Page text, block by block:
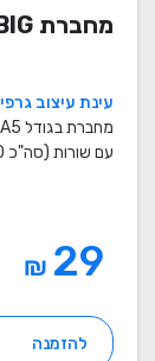
מחברת DREAM BIG
עינת עיצוב גרפי
עם שורות (סה"כ 160 עמודים) ספירלה לבנה / ...
₪
להזמנה